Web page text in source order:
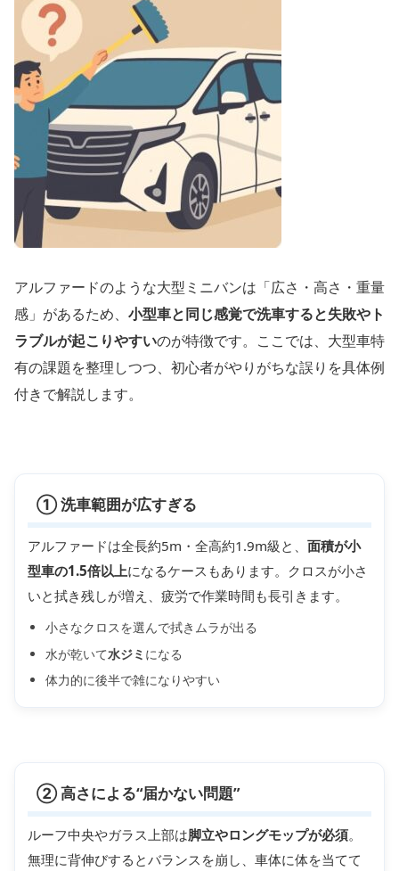
アルファードのような大型ミニバンは「広さ・高さ・重量
感」があるため、 小型車と同じ感覚で洗車すると失敗やト
ラブルが起こりやすいのが特徴です。ここでは、大型車特
有の課題を整理しつつ、初心者がやりがちな誤りを具体例
付きで解説します。
① 洗車範囲が広すぎる
アルファードは全長約5m・全高約1.9m級と、 面積が小
型車の1.5倍以上になるケースもあります。クロスが小さ
いと拭き残しが増え、疲労で作業時間も長引きます。
小さなクロスを選んで拭きムラが出る
水が乾いて水ジミ になる
体力的に後半で雑になりやすい
② 高さによる“届かない問題”
ルーフ中央やガラス上部は脚立やロングモップが必須。
無理に背伸びするとバランスを崩し、車体に体を当てて